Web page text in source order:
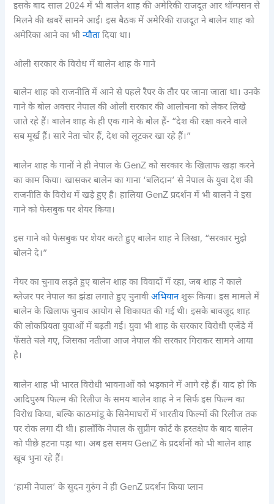
इसके बाद साल 2024 में भी बालेन शाह की अमेरिकी राजदूत आर थॉम्पसन से
मिलने की खबरें सामने आईं। इस बैठक में अमेरिकी राजदूत ने बालेन शाह को
अमेरिका आने का भीन्यौतादिया था।
ओली सरकार के विरोध में बालेन शाह के गाने
बालेन शाह को राजनीति में आने से पहले रैपर के तौर पर जाना जाता था। उनके
गाने के बोल अक्सर नेपाल की ओली सरकार की आलोचना को लेकर लिखे
जाते रहे हैं। बालेन शाह के ही एक गाने के बोल हैं- “देश की रक्षा करने वाले
सब मूर्ख हैं। सारे नेता चोर हैं, देश को लूटकर खा रहे हैं।”
बालेन शाह के गानों ने ही नेपाल के GenZ को सरकार के खिलाफ खड़ा करने
का काम किया। खासकर बालेन का गाना ‘बलिदान’ से नेपाल के युवा देश की
राजनीति के विरोध में खड़े हुए है। हालिया GenZ प्रदर्शन में भी बालने ने इस
गाने को फेसबुक पर शेयर किया।
इस गाने को फेसबुक पर शेयर करते हुए बालेन शाह ने लिखा, “सरकार मुझे
बोलने दे।”
मेयर का चुनाव लड़ते हुए बालेन शाह का विवादों में रहा, जब शाह ने काले
ब्लेजर पर नेपाल का झंडा लगाते हुए चुनावीअभियानशुरू किया। इस मामले में
बालेन के खिलाफ चुनाव आयोग से शिकायत की गई थी। इसके बावजूद शाह
की लोकप्रियता युवाओं में बढ़ती गई। युवा भी शाह के सरकार विरोधी एजेंडे में
फँसते चले गए, जिसका नतीजा आज नेपाल की सरकार गिराकर सामने आया
है।
बालेन शाह भी भारत विरोधी भावनाओं को भड़काने में आगे रहे हैं। याद हो कि
आदिपुरुष फिल्म की रिलीज के समय बालेन शाह ने न सिर्फ इस फिल्म का
विरोध किया, बल्कि काठमांडू के सिनेमाघरों में भारतीय फिल्मों की रिलीज तक
पर रोक लगा दी थी। हालाँकि नेपाल के सुप्रीम कोर्ट के हस्तक्षेप के बाद बालेन
को पीछे हटना पड़ा था। अब इस समय GenZ के प्रदर्शनों को भी बालेन शाह
खूब भुना रहे हैं।
‘हामी नेपाल’ के सुदन गुरुंग ने ही GenZ प्रदर्शन किया प्लान